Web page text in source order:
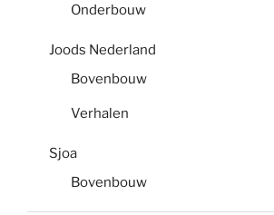
Onderbouw
Joods Nederland
Bovenbouw
Verhalen
Sjoa
Bovenbouw